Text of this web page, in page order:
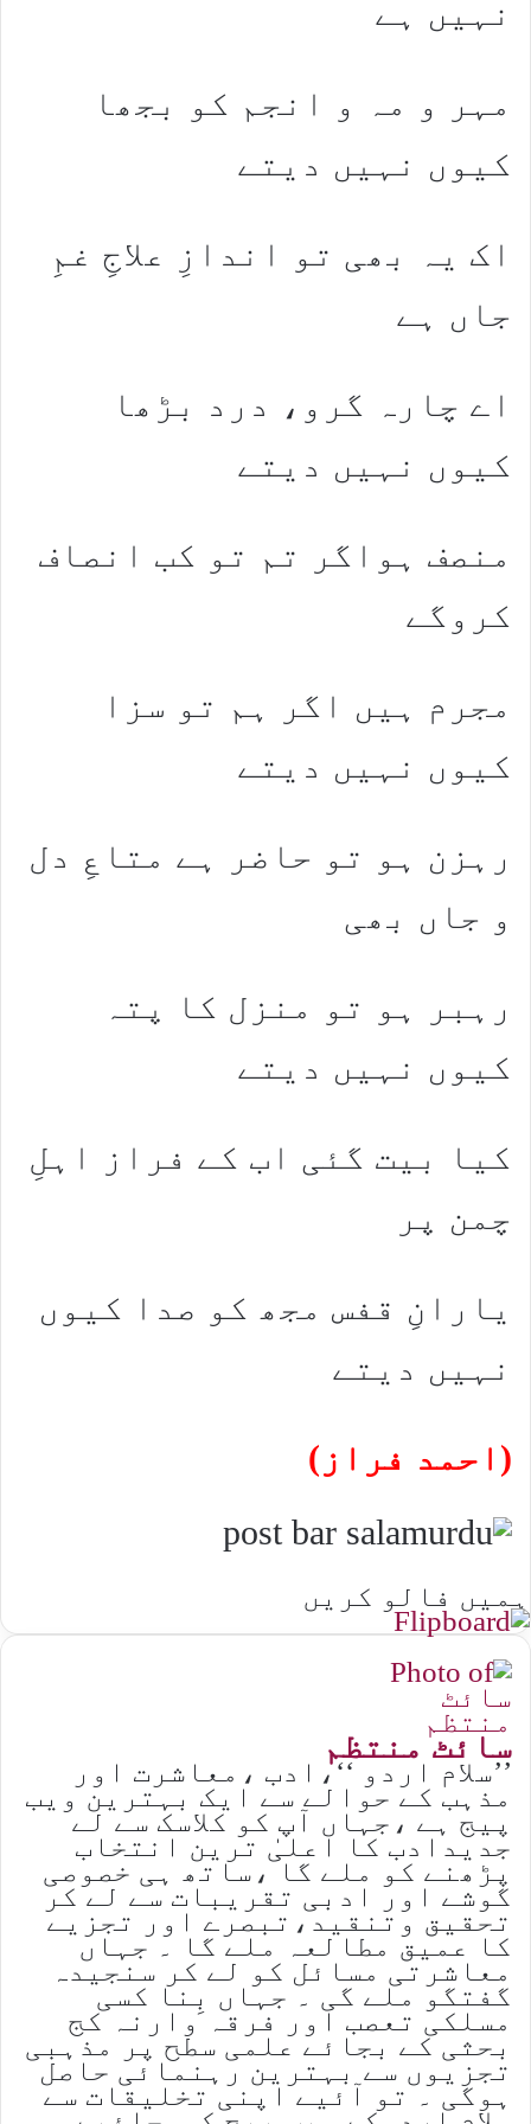
نہیں ہے
مہر و مہ و انجم کو بجھا
کیوں نہیں دیتے
اک یہ بھی تو اندازِ علاجِ غمِ
جاں ہے
اے چارہ گرو، درد بڑھا
کیوں نہیں دیتے
منصف ہواگر تم تو کب انصاف
کروگے
مجرم ہیں اگر ہم تو سزا
کیوں نہیں دیتے
رہزن ہو تو حاضر ہے متاعِ دل
و جاں بھی
رہبر ہو تو منزل کا پتہ
کیوں نہیں دیتے
کیا بیت گئی اب کے فراز اہلِ
چمن پر
یارانِ قفس مجھ کو صدا کیوں
نہیں دیتے
(احمد فراز)
ہمیں فالو کریں
سائٹ منتظم
’’سلام اردو ‘‘،ادب ،معاشرت اور
مذہب کے حوالے سے ایک بہترین ویب
پیج ہے ،جہاں آپ کو کلاسک سے لے
جدیدادب کا اعلیٰ ترین انتخاب
پڑھنے کو ملے گا ،ساتھ ہی خصوصی
گوشے اور ادبی تقریبات سے لے کر
تحقیق وتنقید،تبصرے اور تجزیے
کا عمیق مطالعہ ملے گا ۔ جہاں
معاشرتی مسائل کو لے کر سنجیدہ
گفتگو ملے گی ۔ جہاں بِنا کسی
مسلکی تعصب اور فرقہ وارنہ کج
بحثی کے بجائے علمی سطح پر مذہبی
تجزیوں سے بہترین رہنمائی حاصل
ہوگی ۔ تو آئیے اپنی تخلیقات سے